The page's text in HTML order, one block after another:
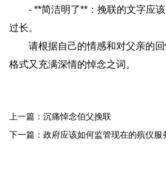
- **简洁明了**：挽联的文字应该
过长。
请根据自己的情感和对父亲的回
格式又充满深情的悼念之词。
上一篇： 沉痛悼念伯父挽联
下一篇： 政府应该如何监管现在的殡仪服